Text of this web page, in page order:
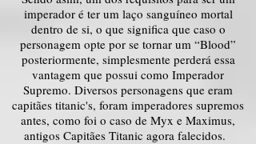
imperador é ter um laço sanguíneo mortal
dentro de si, o que significa que caso o
personagem opte por se tornar um “Blood”
posteriormente, simplesmente perderá essa
vantagem que possui como Imperador
Supremo. Diversos personagens que eram
capitães titanic's, foram imperadores supremos
antes, como foi o caso de Myx e Maximus,
antigos Capitães Titanic agora falecidos.